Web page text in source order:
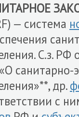
— система
С.з.
санитарно-
др.
с